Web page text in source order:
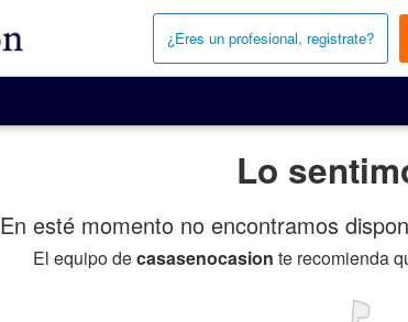
¿Eres un profesional, registrate?
Lo
En esté momento no encontramos
El equipo decasasenocasion te recomienda